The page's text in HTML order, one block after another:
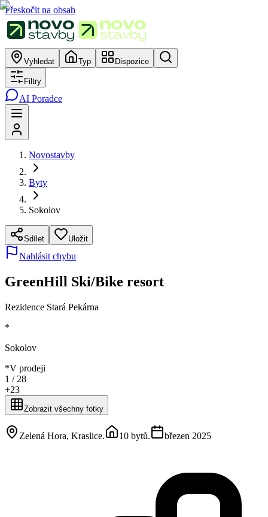
Přeskočit na obsah
Vyhledat Typ Dispozice
Filtry
AI Poradce
Novostavby
Byty
Sokolov
Sdílet Uložit
Nahlásit chybu
GreenHill Ski/Bike resort
Rezidence Stará Pekárna
*
Sokolov
*V prodeji
1 / 28
+23
Zobrazit všechny fotky
Zelená Hora, Kraslice. 10 bytů. březen 2025